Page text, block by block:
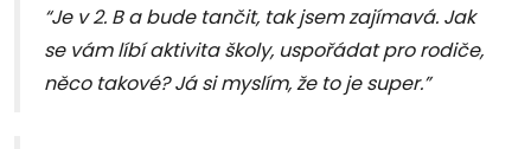
“Je v 2. B a bude tančit, tak jsem zajímavá. Jak
se vám líbí aktivita školy, uspořádat pro rodiče,
něco takové? Já si myslím, že to je super.”